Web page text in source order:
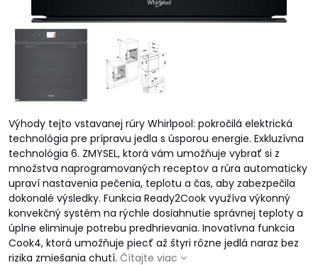
Výhody tejto vstavanej rúry Whirlpool: pokročilá elektrická
technológia pre prípravu jedla s úsporou energie. Exkluzívna
technológia 6. ZMYSEL, ktorá vám umožňuje vybrať si z
množstva naprogramovaných receptov a rúra automaticky
upraví nastavenia pečenia, teplotu a čas, aby zabezpečila
dokonalé výsledky. Funkcia Ready2Cook využíva výkonný
konvekčný systém na rýchle dosiahnutie správnej teploty a
úplne eliminuje potrebu predhrievania. Inovatívna funkcia
Cook4, ktorá umožňuje piecť až štyri rôzne jedlá naraz bez
rizika zmiešania chutí. Čítajte viac